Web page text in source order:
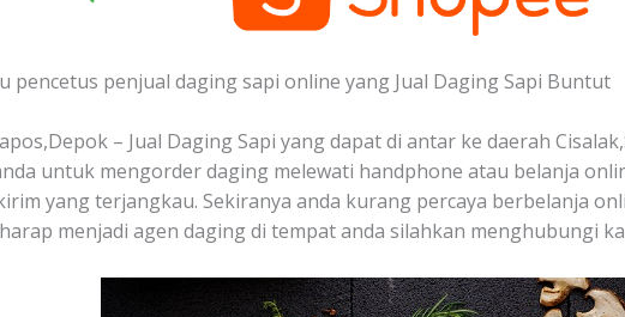
pencetus penjual daging sapi online yang Jual Daging Sapi Buntut
– Jual Daging Sapi yang dapat di antar ke daerah
untuk mengorder daging melewati handphone atau belanja
yang terjangkau. Sekiranya anda kurang percaya berbelanja
menjadi agen daging di tempat anda silahkan menghubungi